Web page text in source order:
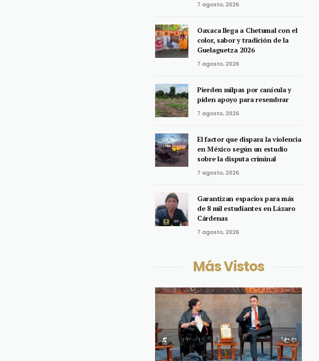
7 agosto, 2026
Oaxaca llega a Chetumal con el
color, sabor y tradición de la
Guelaguetza 2026
7 agosto, 2026
Pierden milpas por canícula y
piden apoyo para resembrar
7 agosto, 2026
El factor que dispara la violencia
en México según un estudio
sobre la disputa criminal
7 agosto, 2026
Garantizan espacios para más
de 8 mil estudiantes en Lázaro
Cárdenas
7 agosto, 2026
Más Vistos